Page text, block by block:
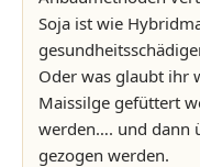
Soja ist wie
Oder was glaubt ihr
Maissilge gefüttert
werden…. und dann
gezogen werden.